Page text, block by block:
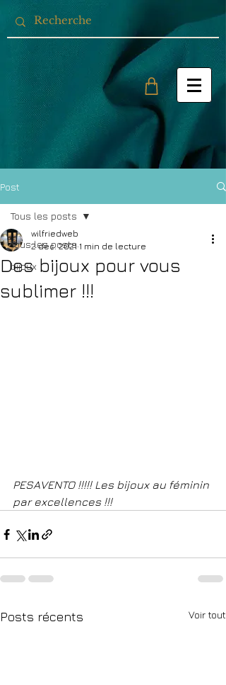
Post
Tous les posts
bijoux
Tous les posts
Des bijoux pour vous
sublimer !!!
wilfriedweb
2 déc. 2021 1 min de lecture
PESAVENTO !!!!! Les bijoux au féminin
par excellences !!!
Posts récents Voir tout